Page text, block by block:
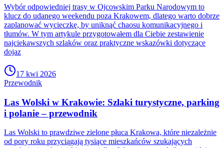
Wybór odpowiedniej trasy w Ojcowskim Parku Narodowym to
klucz do udanego weekendu poza Krakowem, dlatego warto dobrze
zaplanować wycieczkę, by uniknąć chaosu komunikacyjnego i
tłumów. W tym artykule przygotowałem dla Ciebie zestawienie
najciekawszych szlaków oraz praktyczne wskazówki dotyczące
dojaz
17 kwi 2026
Przewodnik
Las Wolski w Krakowie: Szlaki turystyczne, parking
i polanie – przewodnik
Las Wolski to prawdziwe zielone płuca Krakowa, które niezależnie
od pory roku przyciągają tysiące mieszkańców szukających